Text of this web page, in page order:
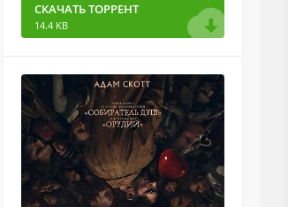
СКАЧАТЬ ТОРРЕНТ
14.4 KB